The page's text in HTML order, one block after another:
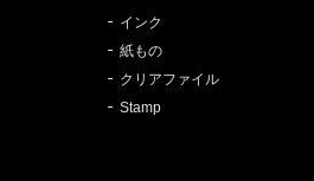
インク
紙もの
クリアファイル
Stamp